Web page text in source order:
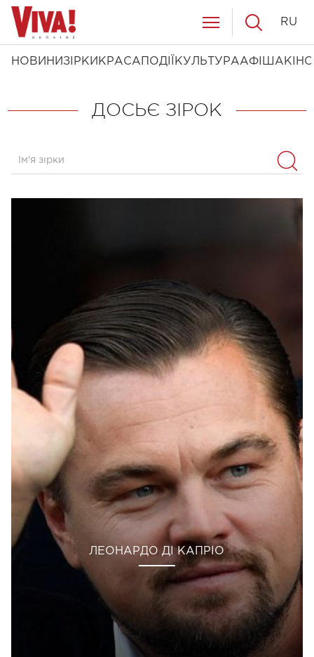
НОВИНИ ЗІРКИ КРАСА ПОДІЇ КУЛЬТУРААФІША КІНО
RU
ДОСЬЄ ЗІРОК
ЛЕОНАРДО ДІ КАПРІО